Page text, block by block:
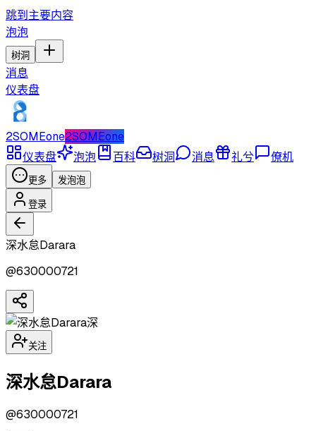
跳到主要内容
泡泡
树洞
消息
仪表盘
2SOMEone2SOMEone
仪表盘
泡泡 百科 树洞 消息 礼兮 僚机
更多 发泡泡
登录
深水怠Darara
@630000721
深
关注
深水怠Darara
@630000721